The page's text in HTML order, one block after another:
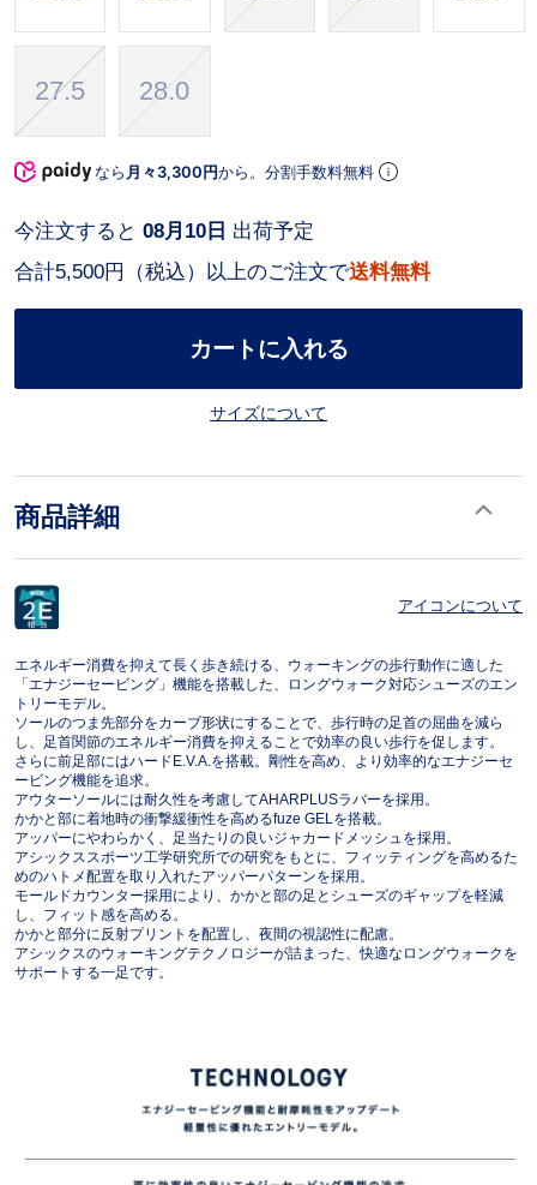
27.5 28.0
なら 月々3,300円から。分割手数料無料
合計5,500円（税込）以上のご注文で送料無料
今注文すると 08月10日 出荷予定
カートに入れる
サイズについて
商品詳細
アイコンについて
エネルギー消費を抑えて長く歩き続ける、ウォーキングの歩行動作に適した
「エナジーセービング」機能を搭載した、ロングウォーク対応シューズのエン
トリーモデル。
ソールのつま先部分をカーブ形状にすることで、歩行時の足首の屈曲を減ら
し、足首関節のエネルギー消費を抑えることで効率の良い歩行を促します。
さらに前足部にはハードE.V.A.を搭載。剛性を高め、より効率的なエナジーセ
ービング機能を追求。
アウターソールには耐久性を考慮してAHARPLUSラバーを採用。
かかと部に着地時の衝撃緩衝性を高めるfuze GELを搭載。
アッパーにやわらかく、足当たりの良いジャカードメッシュを採用。
アシックススポーツ工学研究所での研究をもとに、フィッティングを高めるた
めのハトメ配置を取り入れたアッパーパターンを採用。
モールドカウンター採用により、かかと部の足とシューズのギャップを軽減
し、フィット感を高める。
かかと部分に反射プリントを配置し、夜間の視認性に配慮。
アシックスのウォーキングテクノロジーが詰まった、快適なロングウォークを
サポートする一足です。